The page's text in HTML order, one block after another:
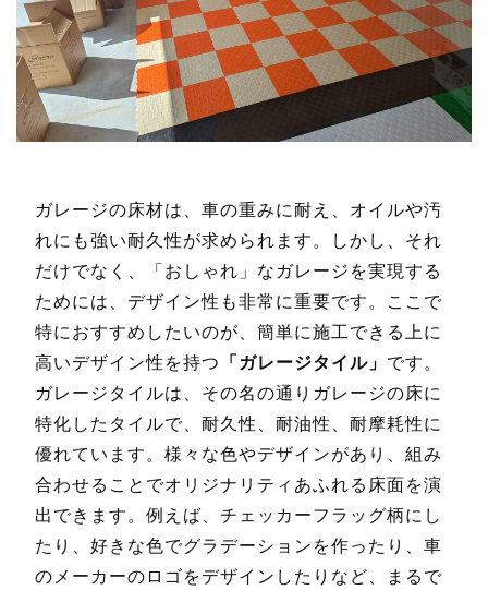
ガレージの床材は、車の重みに耐え、オイルや汚
れにも強い耐久性が求められます。しかし、それ
だけでなく、「おしゃれ」なガレージを実現する
ためには、デザイン性も非常に重要です。ここで
特におすすめしたいのが、簡単に施工できる上に
高いデザイン性を持つ
「ガレージタイル」 です。
ガレージタイルは、その名の通りガレージの床に
特化したタイルで、耐久性、耐油性、耐摩耗性に
優れています。様々な色やデザインがあり、組み
合わせることでオリジナリティあふれる床面を演
出できます。例えば、チェッカーフラッグ柄にし
たり、好きな色でグラデーションを作ったり、車
のメーカーのロゴをデザインしたりなど、まるで